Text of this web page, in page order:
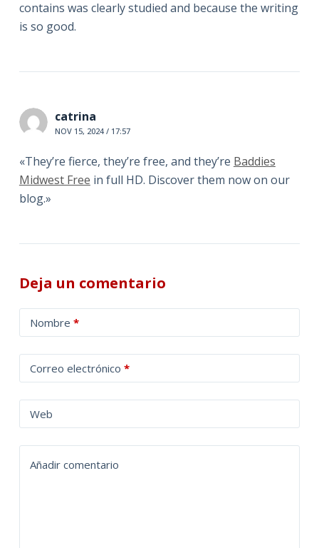
contains was clearly studied and because the writing
is so good.
catrina
NOV 15, 2024 / 17:57
«They’re fierce, they’re free, and they’re Baddies
Midwest Free in full HD. Discover them now on our
blog.»
Deja un comentario
Nombre *
Correo electrónico *
Web
Añadir comentario
l
t
a
t